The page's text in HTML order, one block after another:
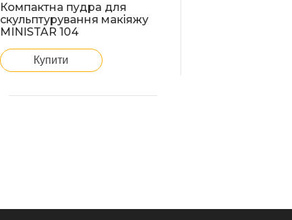
Компактна пудра для
скульптурування макіяжу
MINISTAR 104
Купити